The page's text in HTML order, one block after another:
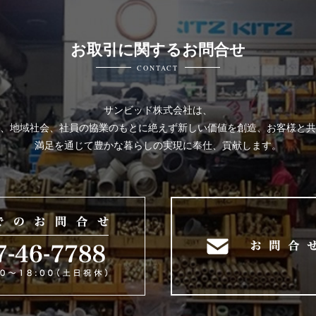
お取引に関するお問合せ
CONTACT
サンビッド株式会社は、
地域社会、社員の協業のもとに絶えず新しい価値を創造、お客様と
満足を通じて豊かな暮らしの実現に奉仕、貢献します。